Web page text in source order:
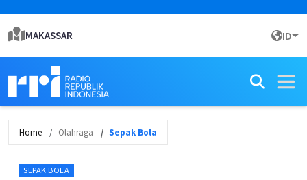
MAKASSAR ID
Home Olahraga Sepak Bola
SEPAK BOLA